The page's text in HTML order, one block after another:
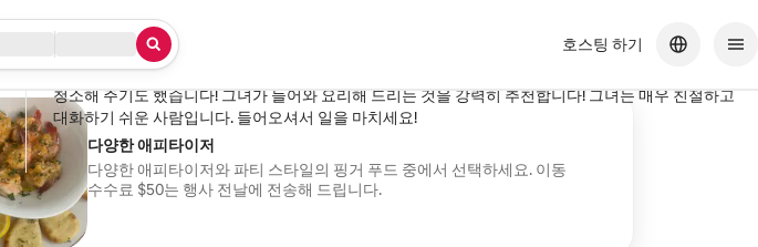
체크인/체크아웃 호스팅 하기
다양한 애피타이저
다양한 애피타이저와 파티 스타일의 핑거 푸드 중에서 선택하세요. 이동
수수료 $50는 행사 전날에 전송해 드립니다.
Buckhannon, 웨스트버지니아
,
2026년 4월
티아라님은 훌륭합니다! 우리가 갔던 두 번 모두 음식이 맛있었고, 그녀는 자신이 만든 지저분한 곳까지
청소해 주기도 했습니다! 그녀가 들어와 요리해 드리는 것을 강력히 추천합니다! 그녀는 매우 친절하고
대화하기 쉬운 사람입니다. 들어오셔서 일을 마치세요!